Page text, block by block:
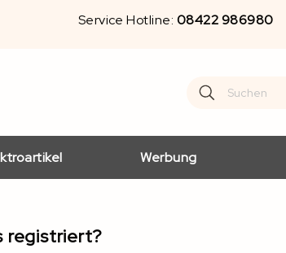
Service Hotline: 08422 986980
Search
Search
Werbung
registriert?